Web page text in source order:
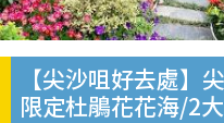
【尖沙咀好去處】
限定杜鵑花花海/2